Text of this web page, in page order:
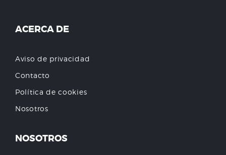
ACERCA DE
Aviso de privacidad
Contacto
Política de cookies
Nosotros
NOSOTROS